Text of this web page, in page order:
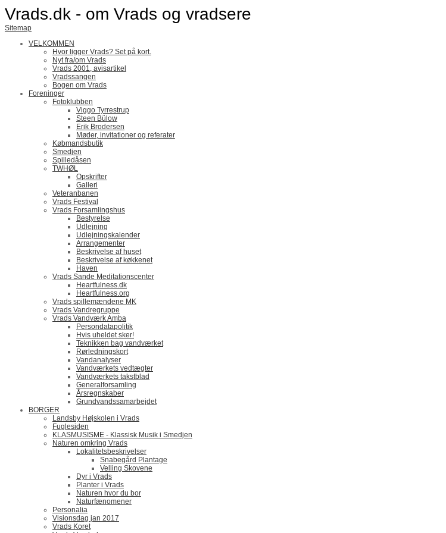
Vrads.dk - om Vrads og vradsere
Sitemap
VELKOMMEN
Hvor ligger Vrads? Set på kort.
Nyt fra/om Vrads
Vrads 2001, avisartikel
Vradssangen
Bogen om Vrads
Foreninger
Fotoklubben
Viggo Tyrrestrup
Steen Bülow
Erik Brodersen
Møder, invitationer og referater
Købmandsbutik
Smedjen
Spilledåsen
TWHØL
Opskrifter
Galleri
Veteranbanen
Vrads Festival
Vrads Forsamlingshus
Bestyrelse
Udlejning
Udlejningskalender
Arrangementer
Beskrivelse af huset
Beskrivelse af køkkenet
Haven
Vrads Sande Meditationscenter
Heartfulness.dk
Heartfulness.org
Vrads spillemændene MK
Vrads Vandregruppe
Vrads Vandværk Amba
Persondatapolitik
Hvis uheldet sker!
Teknikken bag vandværket
Rørledningskort
Vandanalyser
Vandværkets vedtægter
Vandværkets takstblad
Generalforsamling
Årsregnskaber
Grundvandssamarbejdet
BORGER
Landsby Højskolen i Vrads
Fuglesiden
KLASMUSISME - Klassisk Musik i Smedjen
Naturen omkring Vrads
Lokalitetsbeskrivelser
Snabegård Plantage
Velling Skovene
Dyr i Vrads
Planter i Vrads
Naturen hvor du bor
Naturfænomener
Personalia
Visionsdag jan 2017
Vrads Koret